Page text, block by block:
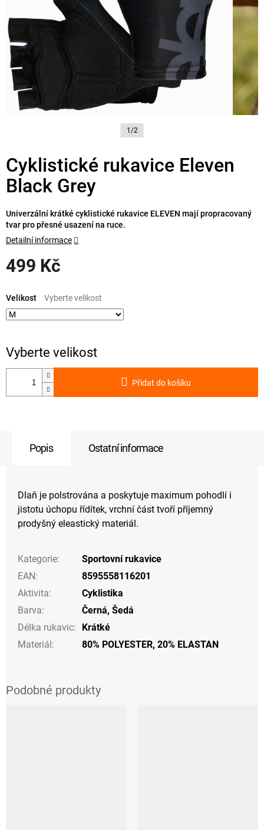
1/2
Cyklistické rukavice Eleven
Black Grey
499 Kč
cena:
Velikost
Přidat do košíku
Univerzální krátké cyklistické rukavice ELEVEN mají propracovaný
tvar pro přesné usazení na ruce.
Detailní informace
Popis Ostatní informace
Dlaň je polstrována a poskytuje maximum pohodlí i
jistotu úchopu řídítek, vrchní část tvoří příjemný
prodyšný eleastický materiál.
Kategorie:
Sportovní rukavice
EAN:
8595558116201
Aktivita:
Cyklistika
Barva: Černá, Šedá
Délka rukavic:
Krátké
Materiál: 80% POLYESTER, 20% ELASTAN